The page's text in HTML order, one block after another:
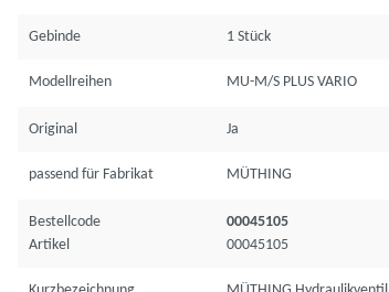
Gebinde 1 Stück
Modellreihen MU-M/S PLUS VARIO
Original Ja
passend für Fabrikat MÜTHING
Bestellcode
Artikel
00045105
00045105